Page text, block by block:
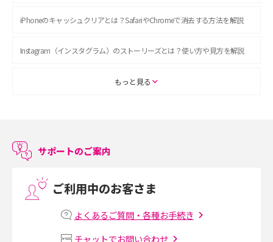
iPhoneのキャッシュクリアとは？SafariやChromeで消去する方法を解説
Instagram（インスタグラム）のストーリーズとは？使い方や見方を解説
ASMRとは？初心者向けの代表ジャンルや楽しみ方を解説
LINEで友だちを削除する方法は？方法ごとの影響や復活・復元する方法も
プリペイドSIMとは？種類やメリット・デメリット、利用までの流れを解説
もっと見る
サポートのご案内
ご利用中のお客さま
よくあるご質問・各種お手続き
チャットでお問い合わせ